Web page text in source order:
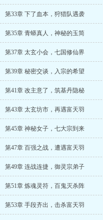
第33章 下了血本，狩猎队遇袭
第35章 青蟒真人，神秘的玉简
第37章 太玄小会，七国修仙界
第39章 秘密交谈，入宗的希望
第41章 改主意了，筑基丹隐秘
第43章 太玄坊市，再遇富天羽
第45章 神秘女子，七大宗到来
第47章 百强之战，遭遇富天羽
第49章 连战连捷，御灵宗弟子
第51章 炼魂灵符，百鬼灭杀阵
第53章 手段齐出，击杀富天羽